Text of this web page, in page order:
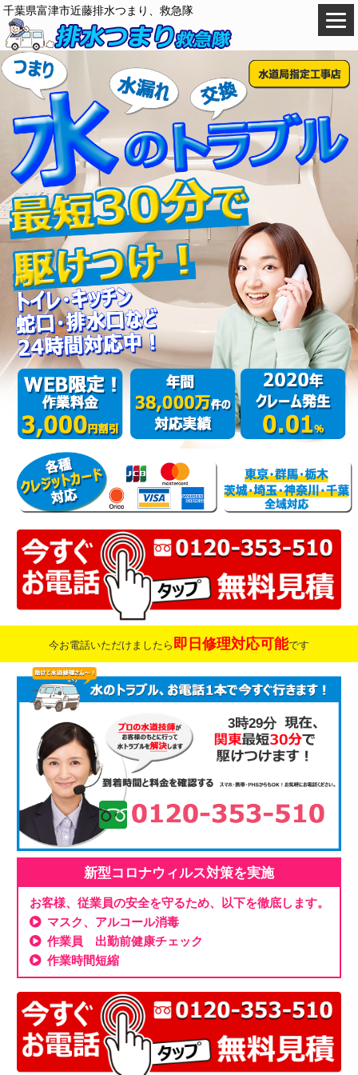
千葉県富津市近藤排水つまり、救急隊
今お電話いただけましたら 即日修理対応可能です
3時29分
新型コロナウィルス対策を実施
お客様、従業員の安全を守るため、以下を徹底します。
マスク、アルコール消毒
作業員 出勤前健康チェック
作業時間短縮